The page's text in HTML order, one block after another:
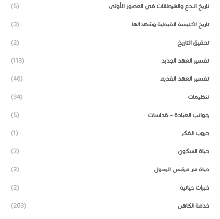
تاريخ البدع والهرطقات في العصور الأولى (5)
تاريخ الكنيسة القبطية وشهدائها (3)
تحقيق التاريخ (2)
تفسير العهد الجديد (113)
تفسير العهد القديم (46)
تنظيمات (34)
جوانب العبادة – قداسات (5)
حروب الفكر (1)
حياة السكون (2)
حياة مار مرقس الرسول (3)
خبرات حياتية (2)
خدمة الكاهن (203)